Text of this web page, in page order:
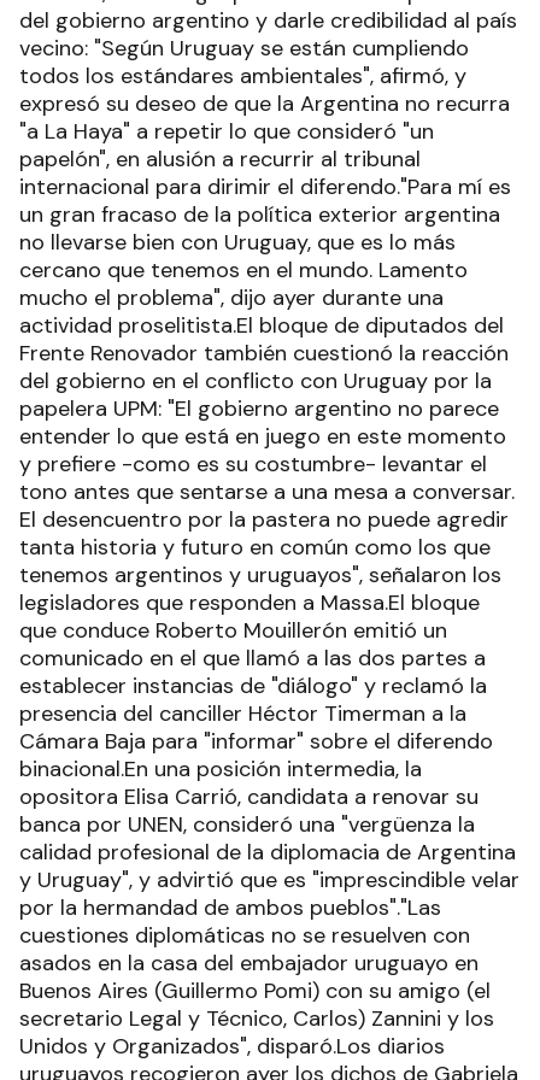
del gobierno argentino y darle credibilidad al país
vecino: "Según Uruguay se están cumpliendo
todos los estándares ambientales", afirmó, y
expresó su deseo de que la Argentina no recurra
"a La Haya" a repetir lo que consideró "un
papelón", en alusión a recurrir al tribunal
internacional para dirimir el diferendo."Para mí es
un gran fracaso de la política exterior argentina
no llevarse bien con Uruguay, que es lo más
cercano que tenemos en el mundo. Lamento
mucho el problema", dijo ayer durante una
actividad proselitista.El bloque de diputados del
Frente Renovador también cuestionó la reacción
del gobierno en el conflicto con Uruguay por la
papelera UPM: "El gobierno argentino no parece
entender lo que está en juego en este momento
y prefiere -como es su costumbre- levantar el
tono antes que sentarse a una mesa a conversar.
El desencuentro por la pastera no puede agredir
tanta historia y futuro en común como los que
tenemos argentinos y uruguayos", señalaron los
legisladores que responden a Massa.El bloque
que conduce Roberto Mouillerón emitió un
comunicado en el que llamó a las dos partes a
establecer instancias de "diálogo" y reclamó la
presencia del canciller Héctor Timerman a la
Cámara Baja para "informar" sobre el diferendo
binacional.En una posición intermedia, la
opositora Elisa Carrió, candidata a renovar su
banca por UNEN, consideró una "vergüenza la
calidad profesional de la diplomacia de Argentina
y Uruguay", y advirtió que es "imprescindible velar
por la hermandad de ambos pueblos"."Las
cuestiones diplomáticas no se resuelven con
asados en la casa del embajador uruguayo en
Buenos Aires (Guillermo Pomi) con su amigo (el
secretario Legal y Técnico, Carlos) Zannini y los
Unidos y Organizados", disparó.Los diarios
uruguayos recogieron ayer los dichos de Gabriela